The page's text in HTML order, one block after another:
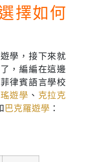
擇如何
學，接下來就
了，編編在這邊
律賓語言學校
遊學 、 克拉克
巴克羅遊學 ：